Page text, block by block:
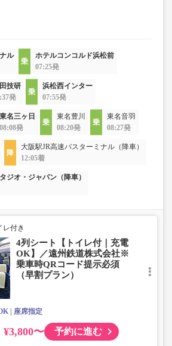
ル
ホテルコンコルド浜松前
07:25発
技研
発
浜松西インター
07:55発
東名三ヶ日
08:08発
東名豊川
08:20発
東名音羽
08:27発
大阪駅JR高速バスターミナル（降車）
12:05着
ジオ・ジャパン（降車）
レ付き
4列シート【トイレ付｜充電
OK】／遠州鉄道株式会社※
乗車時QRコード提示必須
（早割プラン）
座席指定
¥3,800〜 予約に進む